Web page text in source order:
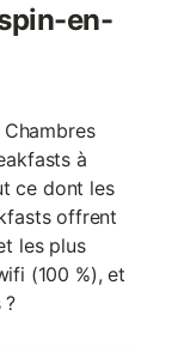
en-
à
ce dont les
offrent
les plus
(100 %), et
?